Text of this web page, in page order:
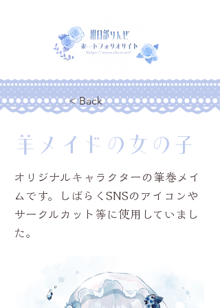
< Back
羊メイドの女の子
オリジナルキャラクターの筆巻メイ
ムです。しばらくSNSのアイコンや
サークルカット等に使用していまし
た。